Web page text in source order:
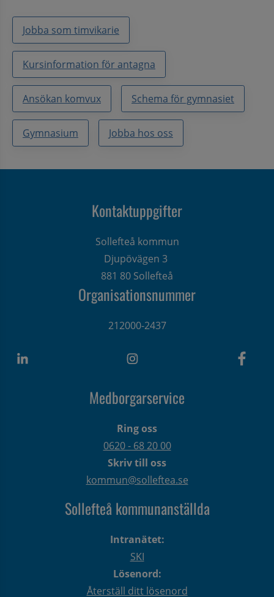
Jobba som timvikarie
Kursinformation för antagna
Ansökan komvux Schema för gymnasiet
Gymnasium Jobba hos oss
Kontaktuppgifter
Sollefteå kommun
Djupövägen 3
881 80 Sollefteå
Organisationsnummer
212000-2437
Medborgarservice
Ring oss
0620 - 68 20 00
Skriv till oss
kommun@solleftea.se
Sollefteå kommunanställda
Intranätet:
SKI
Lösenord:
Återställ ditt lösenord